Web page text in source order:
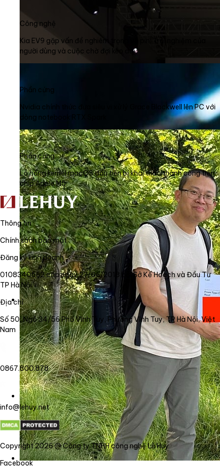
Công nghệ
Kia EV9 gặp vấn đề nghiêm trọng về pin: Trải nghiệm của
người dùng và cuộc chờ đợi kéo dài
Phần cứng
Nvidia chính thức đưa siêu vi xử lý Grace Blackwell lên PC với
dòng notebook RTX Spark
Phần cứng
Lỗ hổng kernel macOS đầu tiên bị khai thác thành công trên
chip Apple M5
Thông tin
Chính sách bảo mật
Đăng ký kinh doanh
0108340562 cấp ngày 27/06/2018 bởi Sở Kế Hoạch và Đầu Tư
TP Hà Nội
Địa chỉ
Số 50, Ngõ 34/56 Phố Vĩnh Tuy, Phường Vĩnh Tuy, TP Hà Nội, Việt
Nam
0867.800.878
info@lehuy.net
Copyright 2026 @ Công ty TNHH công nghệ Lê Huy
Facebook